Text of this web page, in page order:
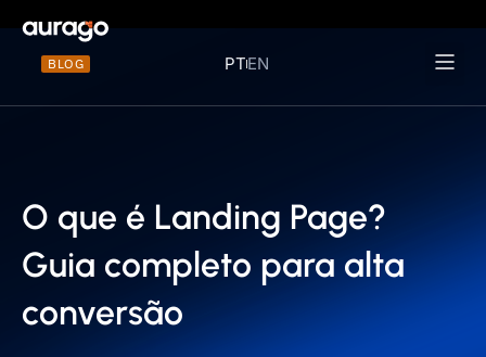
BLOG PTEN
O que é Landing Page?
Guia completo para alta
conversão